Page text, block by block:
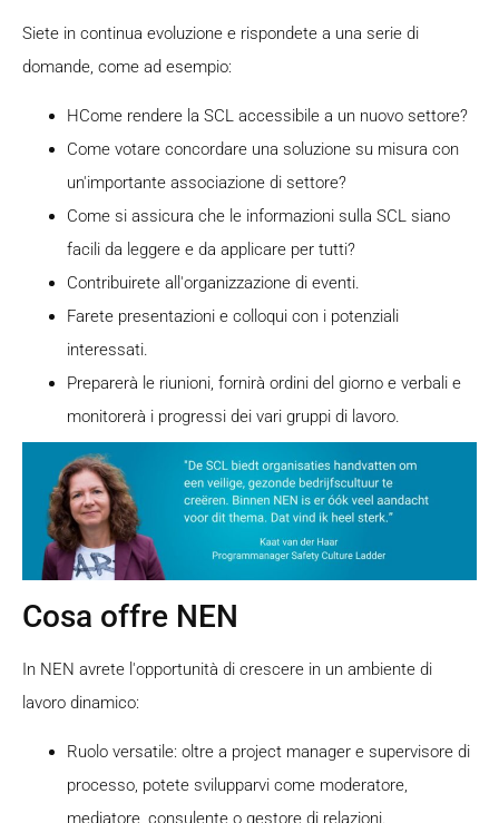
Siete in continua evoluzione e rispondete a una serie di
domande, come ad esempio:
HCome rendere la SCL accessibile a un nuovo settore?
Come votare concordare una soluzione su misura con
un'importante associazione di settore?
Come si assicura che le informazioni sulla SCL siano
facili da leggere e da applicare per tutti?
Contribuirete all'organizzazione di eventi.
Farete presentazioni e colloqui con i potenziali
interessati.
Preparerà le riunioni, fornirà ordini del giorno e verbali e
monitorerà i progressi dei vari gruppi di lavoro.
Cosa offre NEN
In NEN avrete l'opportunità di crescere in un ambiente di
lavoro dinamico:
Ruolo versatile: oltre a project manager e supervisore di
processo, potete svilupparvi come moderatore,
mediatore, consulente o gestore di relazioni.